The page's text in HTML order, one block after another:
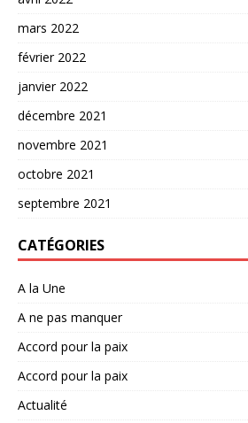
mars 2022
février 2022
janvier 2022
décembre 2021
novembre 2021
octobre 2021
septembre 2021
CATÉGORIES
A la Une
A ne pas manquer
Accord pour la paix
Accord pour la paix
Actualité